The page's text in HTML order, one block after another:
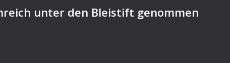
unter den Bleistift genommen